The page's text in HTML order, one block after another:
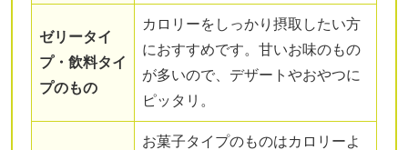
ゼリータイ
プ・飲料タイ
プのもの
カロリーをしっかり摂取したい方
におすすめです。甘いお味のもの
が多いので、デザートやおやつに
ピッタリ。
お菓子タイプのものはカロリーよ